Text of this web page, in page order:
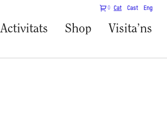
0 Cat Cast Eng
Activitats Shop Visita’ns